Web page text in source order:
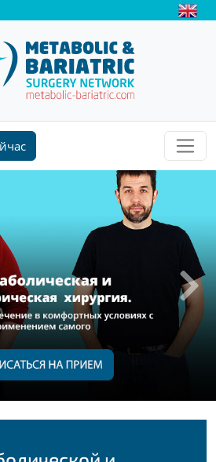
Next